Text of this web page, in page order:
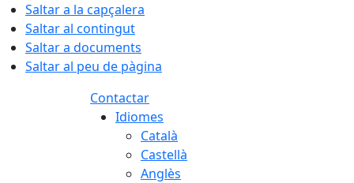
Saltar a la capçalera
Saltar al contingut
Saltar a documents
Saltar al peu de pàgina
Contactar
Idiomes
Català
Castellà
Anglès